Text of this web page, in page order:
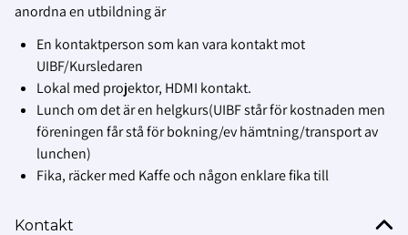
anordna en utbildning är
En kontaktperson som kan vara kontakt mot
UIBF/Kursledaren
Lokal med projektor, HDMI kontakt.
Lunch om det är en helgkurs(UIBF står för kostnaden men
föreningen får stå för bokning/ev hämtning/transport av
lunchen)
Fika, räcker med Kaffe och någon enklare fika till
Kontakt